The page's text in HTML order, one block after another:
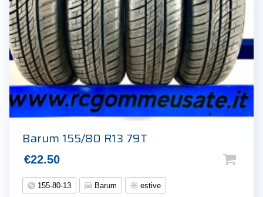
Barum 155/80 R13 79T
€22.50
155-80-13 Barum estive